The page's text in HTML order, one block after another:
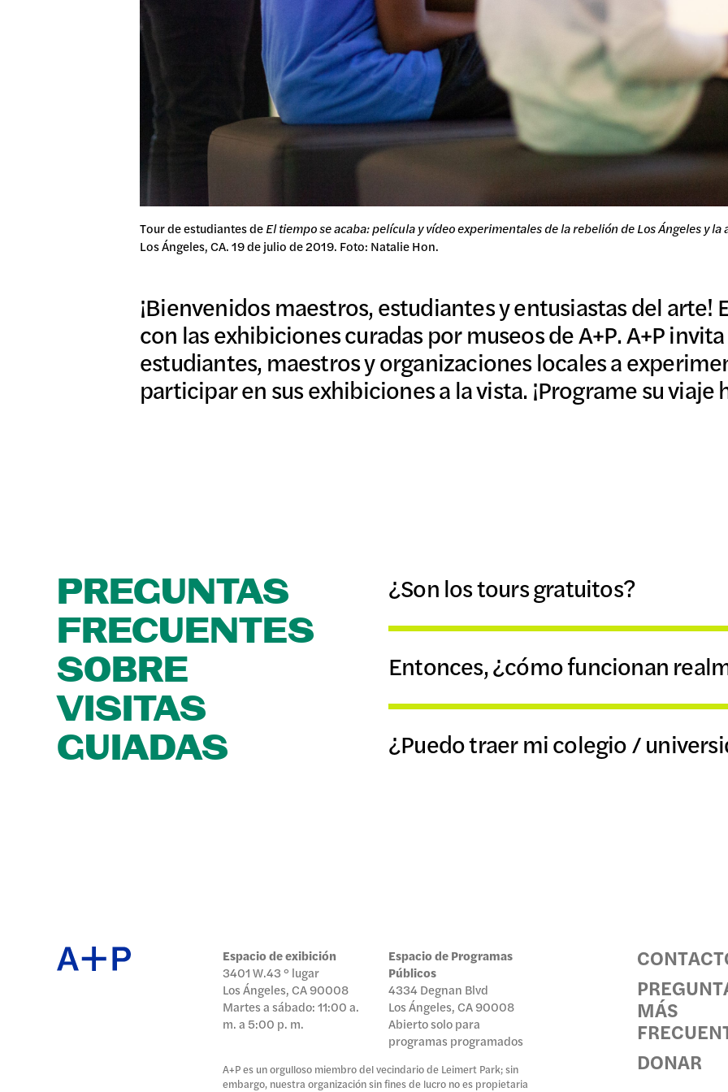
DONAR
Tour de estudiantes deEl tiempo se acaba: película y vídeo experimentales de la rebelión de Los Ángeles y la
Los Ángeles, CA. 19 de julio de 2019. Foto: Natalie Hon.
¡Bienvenidos maestros, estudiantes y entusiastas del arte!
con las exhibiciones curadas por museos de A+P. A+P
estudiantes, maestros y organizaciones locales a
participar en sus exhibiciones a la vista. ¡Programe su viaje
PREGUNTAS
FRECUENTES
SOBRE
VISITAS
GUIADAS
¿Son los tours gratuitos?
Entonces, ¿cómo funcionan
¿Puedo traer mi colegio /
Espacio de exibición
3401 W.43 ° lugar
Los Ángeles, CA 90008
Martes a sábado: 11:00 a.
m. a 5:00 p. m.
Espacio de Programas
Públicos
4334 Degnan Blvd
Los Ángeles, CA 90008
Abierto solo para
programas programados
A+P es un orgulloso miembro del vecindario de Leimert Park; sin
embargo, nuestra organización sin fines de lucro no es propietaria
MÁS
DONAR